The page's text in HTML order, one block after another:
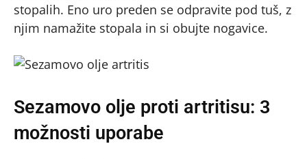
stopalih. Eno uro preden se odpravite pod tuš, z
njim namažite stopala in si obujte nogavice.
Sezamovo olje proti artritisu: 3
možnosti uporabe